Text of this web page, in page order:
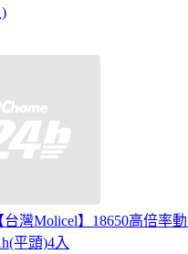
台灣Molicel】18650高倍率
平頭)4入